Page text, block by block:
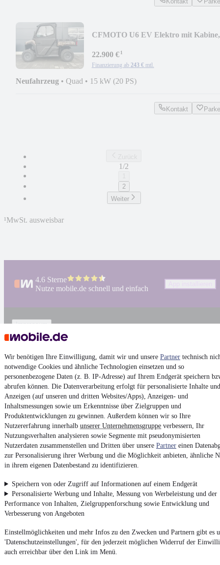
Wir benötigen Ihre Einwilligung, damit wir und unsere Partner technisch
notwendige Cookies und ähnliche Technologien einsetzen und so
personenbezogene Daten (z. B. IP-Adresse) auf Ihrem Endgerät speichern
abrufen können. Die Datenverarbeitung erfolgt für personalisierte Inhalte und
Anzeigen (auf unseren und dritten Websites/Apps), Anzeigen- und
Inhaltsmessungen sowie um Erkenntnisse über Zielgruppen und
Produktentwicklungen zu gewinnen. Außerdem können wir so Ihre
Nutzererfahrung innerhalb unserer Unternehmensgruppe verbessern, Ihr
Nutzungsverhalten analysieren sowie Segmente mit pseudonymisierten
Nutzerdaten zusammenstellen und Dritten über unsere Partner einen
zur Personalisierung ihrer Werbung und die Möglichkeit anbieten, ähnliche
in ihrem eigenen Datenbestand zu identifizieren.
Speichern von oder Zugriff auf Informationen auf einem Endgerät
Personalisierte Werbung und Inhalte, Messung von Werbeleistung und der
Performance von Inhalten, Zielgruppenforschung sowie Entwicklung und
Verbesserung von Angeboten
Einstellmöglichkeiten und mehr Infos zu den Zwecken und Partnern gibt es
'Datenschutzeinstellungen', für den jederzeit möglichen Widerruf der
auch erreichbar über den Link im Menü.
CFMOTO U6 EV Elektro mit Kabine,
22.900 €¹
Finanzierung ab 243 € mtl.
Neufahrzeug • Quad • 15 kW (20 PS)
Kontakt
1/2
2
Weiter
¹MwSt. ausweisbar
4.6 Sterne
Nutze mobile.de schnell und einfach
Impressum
AGB
Vertrag widerrufen
Datenschutz
Datenschutzeinstellungen
Erklärung zur Barrierefreiheit
Report Security Vulnerability (English)
Powered by
Entdecke Kleinwagen,SUVundWohnmobile